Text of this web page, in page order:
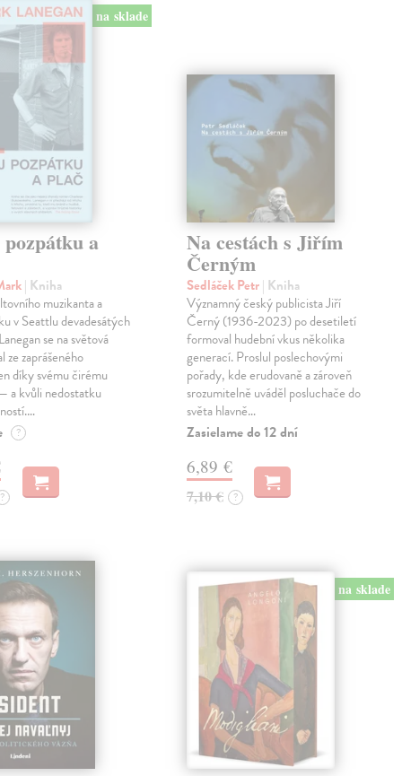
na sklade
a
| Kniha
muzikanta a
v Seattlu devadesátých
se na světová
ze zaprášeného
díky svému čirému
a kvůli nedostatku
?
?
Na cestách s Jiřím
Černým
Sedláček Petr| Kniha
Významný český publicista Jiří
Černý (1936-2023) po desetiletí
formoval hudební vkus několika
generací. Proslul poslechovými
pořady, kde erudovaně a zároveň
srozumitelně uváděl posluchače do
světa hlavně…
Zasielame do 12 dní
6,89 €
7,10 € ?
na sklade